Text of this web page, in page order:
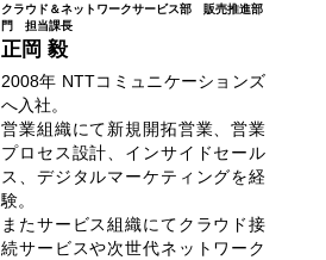
クラウド＆ネットワークサービス部 販売推進部
門 担当課長
正岡 毅
2008年 NTTコミュニケーションズ
へ入社。
営業組織にて新規開拓営業、営業
プロセス設計、インサイドセール
ス、デジタルマーケティングを経
験。
またサービス組織にてクラウド接
続サービスや次世代ネットワーク